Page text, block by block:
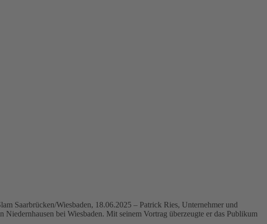
Saarbrücken/Wiesbaden, 18.06.2025 – Patrick Ries, Unternehmer und
bei Wiesbaden. Mit seinem Vortrag überzeugte er das Publikum